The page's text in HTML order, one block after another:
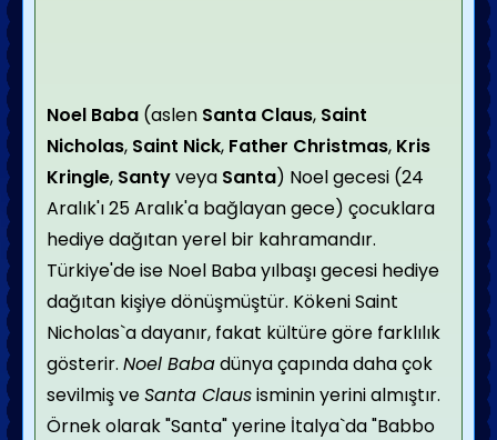
Noel Baba (aslen Santa Claus, Saint
Nicholas, Saint Nick, Father Christmas, Kris
Kringle, Santyveya Santa) Noel gecesi (24
Aralık'ı 25 Aralık'a bağlayan gece) çocuklara
hediye dağıtan yerel bir kahramandır.
Türkiye'de ise Noel Baba yılbaşı gecesi hediye
dağıtan kişiye dönüşmüştür. Kökeni Saint
Nicholas`a dayanır, fakat kültüre göre farklılık
gösterir. Noel Babadünya çapında daha çok
sevilmiş veSanta Clausisminin yerini almıştır.
Örnek olarak "Santa" yerine İtalya`da "Babbo